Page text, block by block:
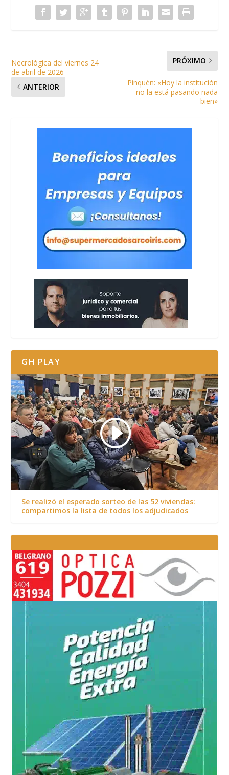
Necrológica del viernes 24
de abril de 2026
ANTERIOR
PRÓXIMO
Pinquén: «Hoy la institución
no la está pasando nada
bien»
GH PLAY
Se realizó el esperado sorteo de las 52 viviendas:
compartimos la lista de todos los adjudicados